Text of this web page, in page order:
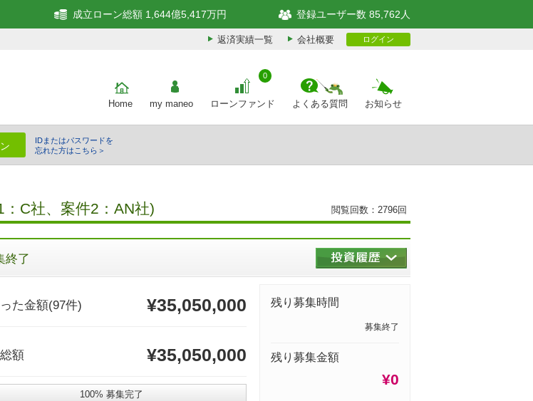
成立ローン総額 1,644億5,417万円 登録ユーザー数 85,762人
返済実績一覧 会社概要 ログイン
Home my maneo ローンファンド
0
よくある質問 お知らせ
IDまたはパスワードを
忘れた方はこちら＞
C社、案件2：AN社) 閲覧回数：2796回
終了
た金額(97件) ¥35,050,000
額 ¥35,050,000
100% 募集完了
残り募集時間
募集終了
残り募集金額
¥0